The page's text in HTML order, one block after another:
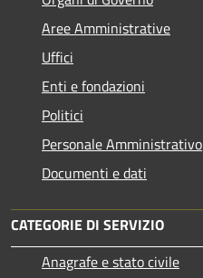
Aree Amministrative
Uffici
Enti e fondazioni
Politici
Personale Amministrativo
Documenti e dati
CATEGORIE DI SERVIZIO
Anagrafe e stato civile